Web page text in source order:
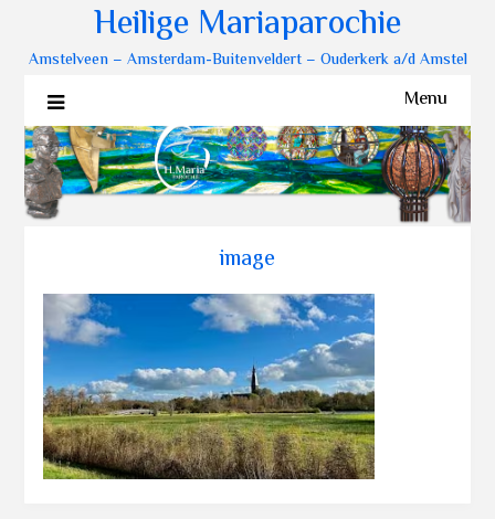
Heilige Mariaparochie
Amstelveen – Amsterdam-Buitenveldert – Ouderkerk a/d Amstel
Menu
image